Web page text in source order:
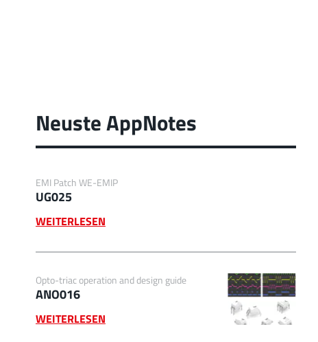
Neuste AppNotes
EMI Patch WE-EMIP
UG025
WEITERLESEN
Opto-triac operation and design guide
ANO016
WEITERLESEN